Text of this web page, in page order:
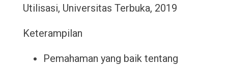
Utilisasi, Universitas Terbuka, 2019
Keterampilan
Pemahaman yang baik tentang